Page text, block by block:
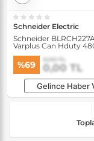
Schneider Electric
Schneider
Varplus Can Hduty
Kondansatör
%69 0,00 TL
0,00 TL
Gelince Haber